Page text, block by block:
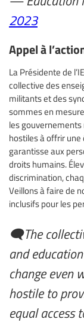
2023
Appel à
La Présidente de
collective des
militants et des
sommes en
les gouvernements
hostiles à offrir une
garantisse aux
droits humains.
discrimination,
Veillons à faire de
inclusifs pour les
🗨️The
and
change even
hostile to
equal access